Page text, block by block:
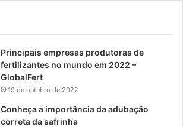
Principais empresas produtoras de
fertilizantes no mundo em 2022 –
GlobalFert
19 de outubro de 2022
Conheça a importância da adubação
correta da safrinha